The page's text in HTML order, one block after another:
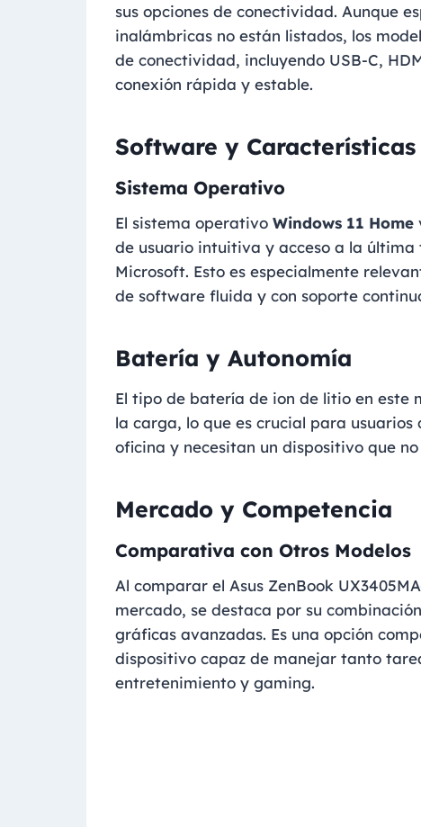
sus opciones de conectividad. Aunque
inalámbricas no están listados, los
de conectividad, incluyendo USB-C,
conexión rápida y estable.
Software y Características
Sistema Operativo
El sistema operativo Windows 11 Home
de usuario intuitiva y acceso a la
Microsoft. Esto es especialmente
de software fluida y con soporte
Batería y Autonomía
El tipo de batería de ion de litio en este
la carga, lo que es crucial para
oficina y necesitan un dispositivo que
Mercado y Competencia
Comparativa con Otros Modelos
Al comparar el Asus ZenBook
mercado, se destaca por su
gráficas avanzadas. Es una opción
dispositivo capaz de manejar tanto
entretenimiento y gaming.